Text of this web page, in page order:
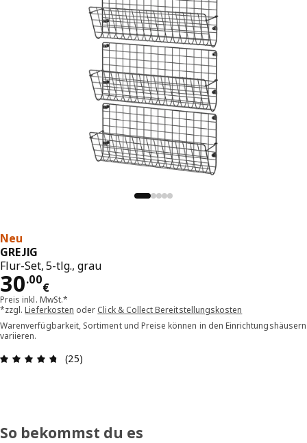
Neu
GREJIG
Flur-Set, 5-tlg., grau
30.00
€
Preis 30.00€
Preis inkl. MwSt.*
*zzgl.Lieferkosten oder Click & Collect Bereitstellungskosten
Warenverfügbarkeit, Sortiment und Preise können in den Einrichtungshäusern
variieren.
Bewertung: 4.7 von 5 Sterne Alle Bewertungen:
(25)
So bekommst du es